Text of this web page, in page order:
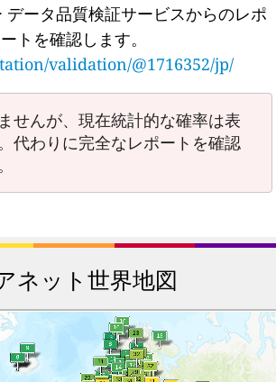
ータ品質検証サービスからのレポ
ートを確認します。
validation/@1716352/jp/
せんが、現在統計的な確率は表
代わりに完全なレポートを確認
ネット世界地図